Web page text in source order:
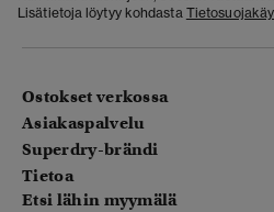
Lisätietoja löytyy kohdasta
Ostokset verkossa
Asiakaspalvelu
Superdry-brändi
Tietoa
Etsi lähin myymälä